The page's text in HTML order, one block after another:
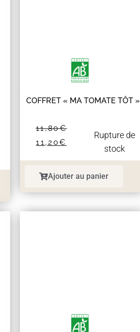
COFFRET « MA TOMATE TÔT »
11,80€
11,20€
Rupture de
stock
Ajouter au panier